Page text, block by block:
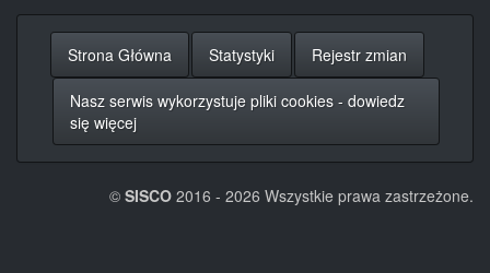
Strona Główna Statystyki Rejestr zmian
Nasz serwis wykorzystuje pliki cookies - dowiedz
się więcej
© SISCO 2016 - 2026 Wszystkie prawa zastrzeżone.